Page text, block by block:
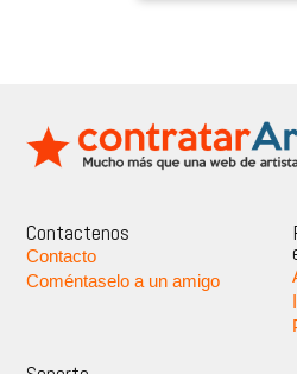
Contactenos
Contacto
Coméntaselo a un amigo